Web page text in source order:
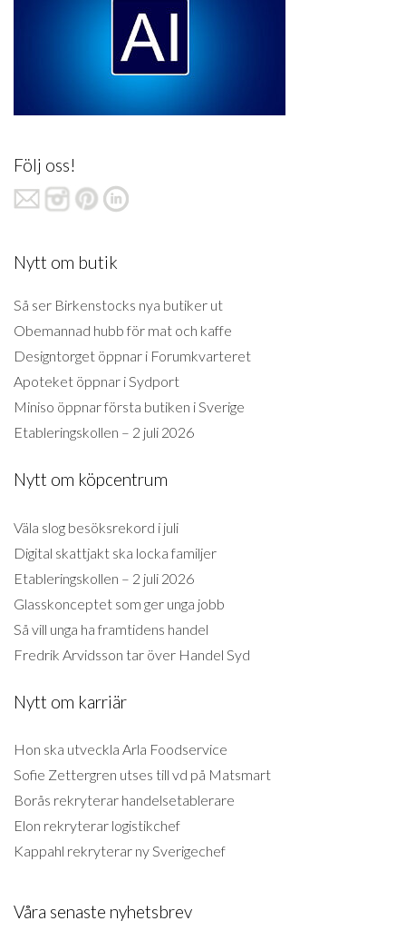
Följ oss!
Nytt om butik
Så ser Birkenstocks nya butiker ut
Obemannad hubb för mat och kaffe
Designtorget öppnar i Forumkvarteret
Apoteket öppnar i Sydport
Miniso öppnar första butiken i Sverige
Etableringskollen – 2 juli 2026
Nytt om köpcentrum
Väla slog besöksrekord i juli
Digital skattjakt ska locka familjer
Etableringskollen – 2 juli 2026
Glasskonceptet som ger unga jobb
Så vill unga ha framtidens handel
Fredrik Arvidsson tar över Handel Syd
Nytt om karriär
Hon ska utveckla Arla Foodservice
Sofie Zettergren utses till vd på Matsmart
Borås rekryterar handelsetablerare
Elon rekryterar logistikchef
Kappahl rekryterar ny Sverigechef
Våra senaste nyhetsbrev